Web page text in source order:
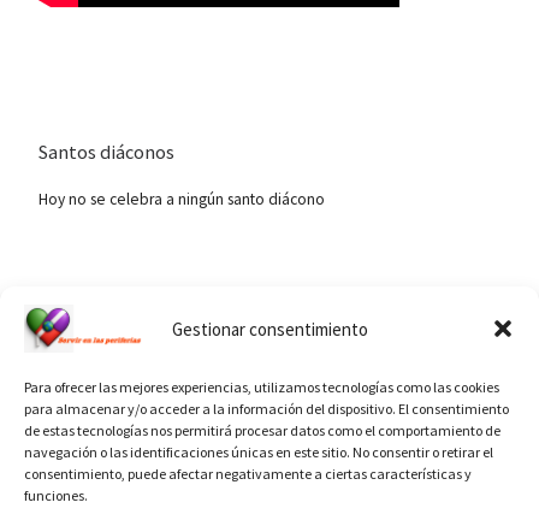
Gestionar consentimiento
Para ofrecer las mejores experiencias, utilizamos tecnologías como las cookies
para almacenar y/o acceder a la información del dispositivo. El consentimiento
de estas tecnologías nos permitirá procesar datos como el comportamiento de
navegación o las identificaciones únicas en este sitio. No consentir o retirar el
consentimiento, puede afectar negativamente a ciertas características y
funciones.
Santos diáconos
Hoy no se celebra a ningún santo diácono